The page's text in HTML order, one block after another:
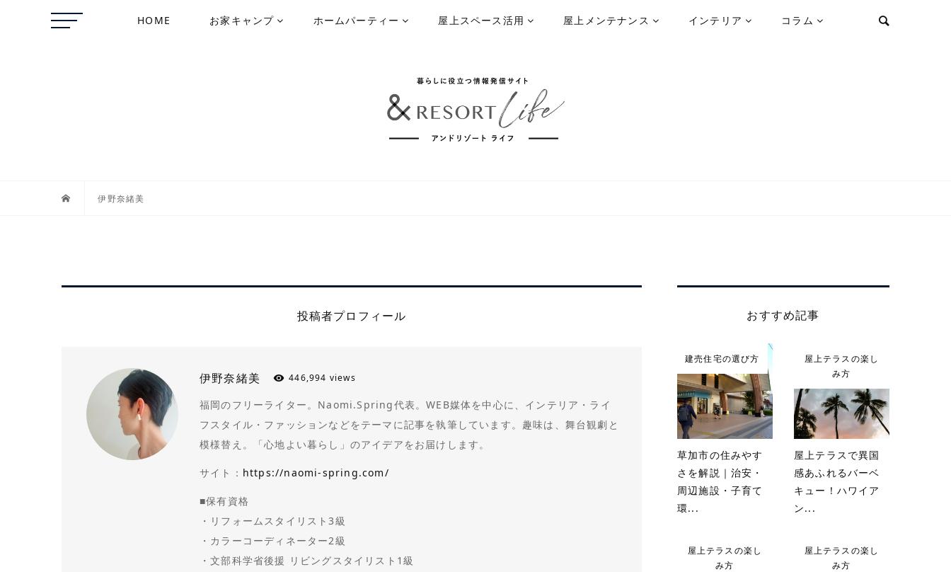
HOME お家キャンプ ホームパーティー 屋上スペース活用 屋上メンテナンス インテリア コラム
伊野奈緒美
投稿者プロフィール
伊野奈緒美 446,994 views
福岡のフリーライター。Naomi.Spring代表。WEB媒体を中心に、インテリア・ライ
フスタイル・ファッションなどをテーマに記事を執筆しています。趣味は、舞台観劇と
模様替え。「心地よい暮らし」のアイデアをお届けします。
サイト： https://naomi-spring.com/
■保有資格
・リフォームスタイリスト3級
・カラーコーディネーター2級
・文部科学省後援 リビングスタイリスト1級
おすすめ記事
建売住宅の選び方
草加市の住みやす
さを解説｜治安・
周辺施設・子育て
環...
屋上テラスの楽し
み方
屋上テラスで異国
感あふれるバーベ
キュー！ハワイア
ン...
屋上テラスの楽し
み方
屋上テラスの楽し
み方